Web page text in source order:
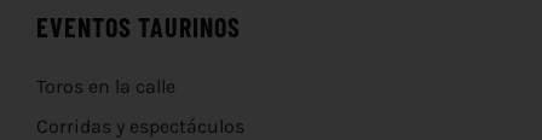
EVENTOS TAURINOS
Toros en la calle
Corridas y espectáculos